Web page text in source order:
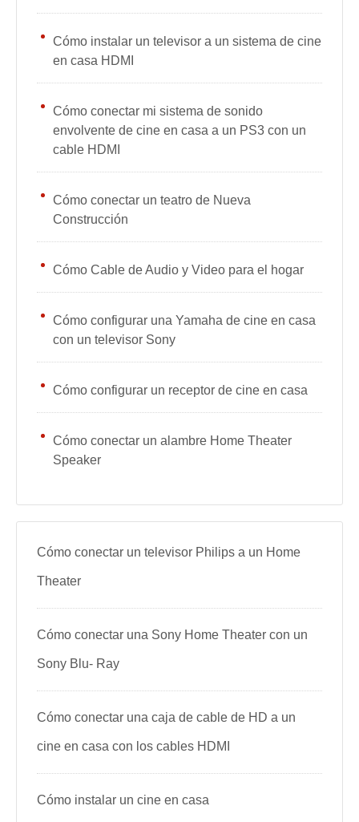
Cómo instalar un televisor a un sistema de cine
en casa HDMI
Cómo conectar mi sistema de sonido
envolvente de cine en casa a un PS3 con un
cable HDMI
Cómo conectar un teatro de Nueva
Construcción
Cómo Cable de Audio y Video para el hogar
Cómo configurar una Yamaha de cine en casa
con un televisor Sony
Cómo configurar un receptor de cine en casa
Cómo conectar un alambre Home Theater
Speaker
Cómo conectar un televisor Philips a un Home
Theater
Cómo conectar una Sony Home Theater con un
Sony Blu- Ray
Cómo conectar una caja de cable de HD a un
cine en casa con los cables HDMI
Cómo instalar un cine en casa